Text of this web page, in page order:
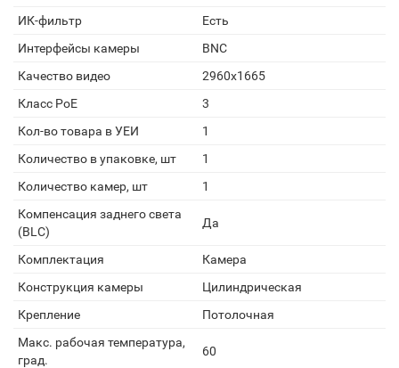
ИК-фильтр
Есть
Интерфейсы камеры
BNC
Качество видео
2960x1665
Класс PoE
3
Кол-во товара в УЕИ
1
Количество в упаковке, шт
1
Количество камер, шт
1
Компенсация заднего света
(BLC)
Да
Комплектация
Камера
Конструкция камеры
Цилиндрическая
Крепление
Потолочная
Макс. рабочая температура,
град.
60